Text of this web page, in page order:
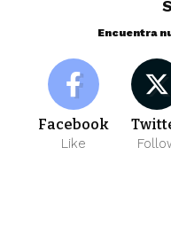
Encuentra
Facebook
Like